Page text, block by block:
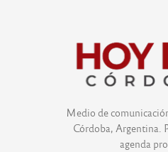
Medio de
Córdoba, Argentina.
agenda